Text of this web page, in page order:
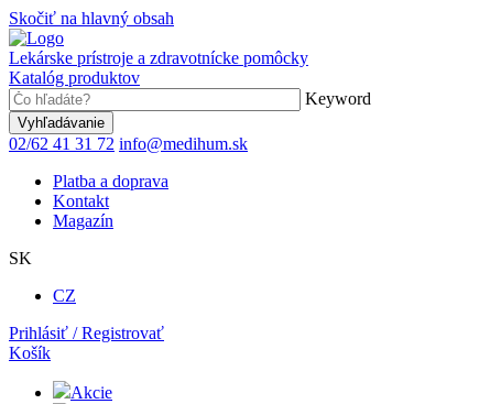
Skočiť na hlavný obsah
Lekárske prístroje a zdravotnícke pomôcky
Katalóg produktov
Keyword
02/62 41 31 72 info@medihum.sk
Platba a doprava
Kontakt
Magazín
SK
CZ
Prihlásiť / Registrovať
Košík
Akcie